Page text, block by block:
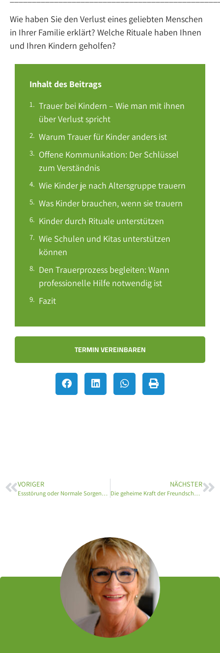
Inhalt des Beitrags
Trauer bei Kindern – Wie man mit ihnen
über Verlust spricht
Warum Trauer für Kinder anders ist
Offene Kommunikation: Der Schlüssel
zum Verständnis
Wie Kinder je nach Altersgruppe trauern
Was Kinder brauchen, wenn sie trauern
Kinder durch Rituale unterstützen
Wie Schulen und Kitas unterstützen
können
Den Trauerprozess begleiten: Wann
professionelle Hilfe notwendig ist
Fazit
TERMIN VEREINBAREN
Wie haben Sie den Verlust eines geliebten Menschen
in Ihrer Familie erklärt? Welche Rituale haben Ihnen
und Ihren Kindern geholfen?
VORIGER
Essstörung oder Normale Sorgen? Die 10 wichtigsten Anzeichen, die zeigen, wann es Zeit ist, sich Hilfe zu holen
NÄCHSTER
Die geheime Kraft der Freundschaften: Wie soziale Beziehungen unser Wohlbefinden beeinflussen